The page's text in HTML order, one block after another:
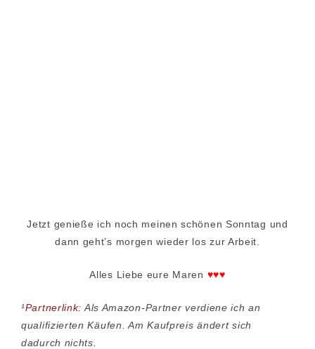
Jetzt genieße ich noch meinen schönen Sonntag und
dann geht’s morgen wieder los zur Arbeit.
Alles Liebe eure Maren ♥♥♥
¹Partnerlink: Als Amazon-Partner verdiene ich an
qualifizierten Käufen. Am Kaufpreis ändert sich
dadurch nichts.